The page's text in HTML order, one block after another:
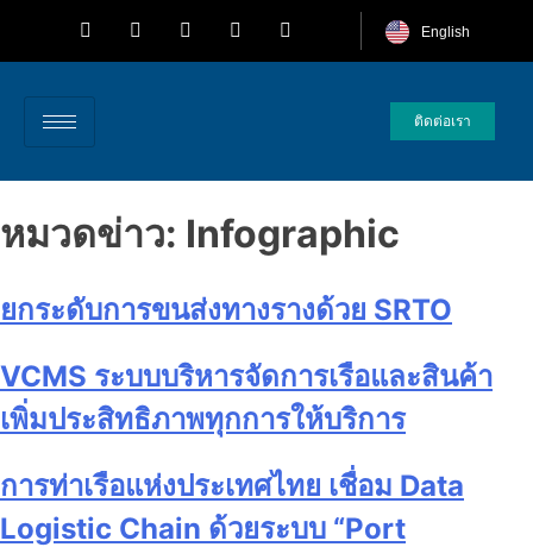
English
ติดต่อเรา
หมวดข่าว: Infographic
ยกระดับการขนส่งทางรางด้วย SRTO
VCMS ระบบบริหารจัดการเรือและสินค้า
เพิ่มประสิทธิภาพทุกการให้บริการ
การท่าเรือแห่งประเทศไทย เชื่อม Data
Logistic Chain ด้วยระบบ “Port